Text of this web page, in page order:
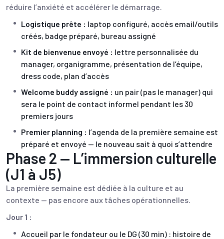
réduire l’anxiété et accélérer le démarrage.
Logistique prête : laptop configuré, accès email/outils
créés, badge préparé, bureau assigné
Kit de bienvenue envoyé : lettre personnalisée du
manager, organigramme, présentation de l’équipe,
dress code, plan d’accès
Welcome buddy assigné : un pair (pas le manager) qui
sera le point de contact informel pendant les 30
premiers jours
Premier planning : l’agenda de la première semaine est
préparé et envoyé — le nouveau sait à quoi s’attendre
Phase 2 — L’immersion culturelle
(J1 à J5)
La première semaine est dédiée à la culture et au
contexte — pas encore aux tâches opérationnelles.
Jour 1 :
Accueil par le fondateur ou le DG (30 min) : histoire de